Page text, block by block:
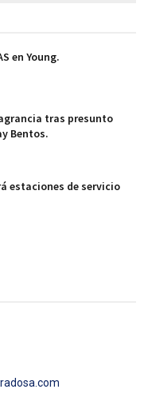
en Young.
tras presunto
Bentos.
estaciones de servicio